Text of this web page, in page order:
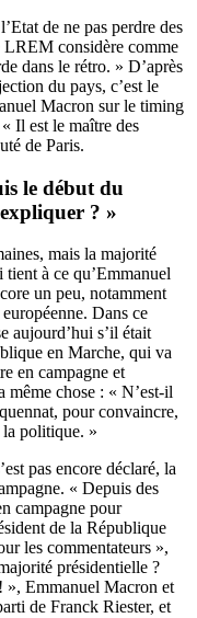
de ne pas perdre des
LREM considère comme
dans le rétro. » D’après
du pays, c’est le
Macron sur le timing
Il est le maître des
de Paris.
le début du
? »
mais la majorité
à ce qu’Emmanuel
un peu, notamment
Dans ce
aujourd’hui s’il était
en Marche, qui va
en campagne et
même chose : « N’est-il
pour convaincre,
la politique. »
pas encore déclaré, la
« Depuis des
campagne pour
de la République
les commentateurs »,
présidentielle ?
», Emmanuel Macron et
de Franck Riester, et